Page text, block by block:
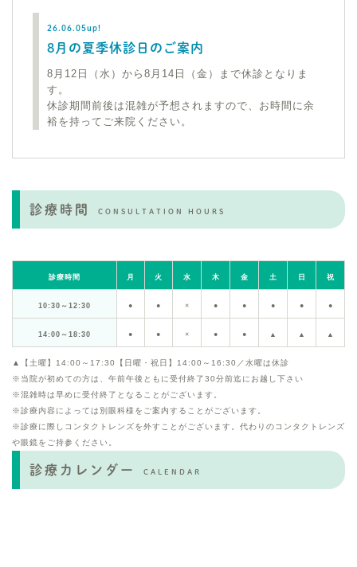
26.06.05up!
8月の夏季休診日のご案内
8月12日（水）から8月14日（金）まで休診となりま
す。
休診期間前後は混雑が予想されますので、お時間に余
裕を持ってご来院ください。
診療時間 CONSULTATION HOURS
診療時間 月 火 水 木 金 土 日 祝
10:30～12:30 ● ● × ● ● ● ● ●
14:00～18:30 ● ● × ● ● ▲ ▲ ▲
▲【土曜】14:00～17:30【日曜・祝日】14:00～16:30／水曜は休診
※当院が初めての方は、午前午後ともに受付終了30分前迄にお越し下さい
※混雑時は早めに受付終了となることがございます。
※診療内容によっては別眼科様をご案内することがございます。
※診療に際しコンタクトレンズを外すことがございます。代わりのコンタクトレンズ
や眼鏡をご持参ください。
診療カレンダー CALENDAR